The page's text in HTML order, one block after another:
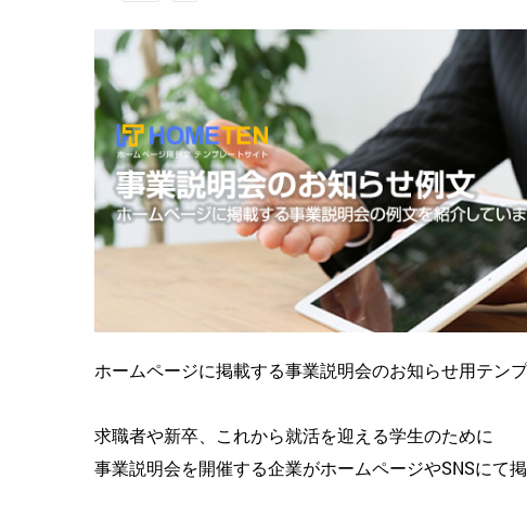
ホームページに掲載する事業説明会のお知らせ用テン
求職者や新卒、これから就活を迎える学生のために
事業説明会を開催する企業がホームページやSNSにて